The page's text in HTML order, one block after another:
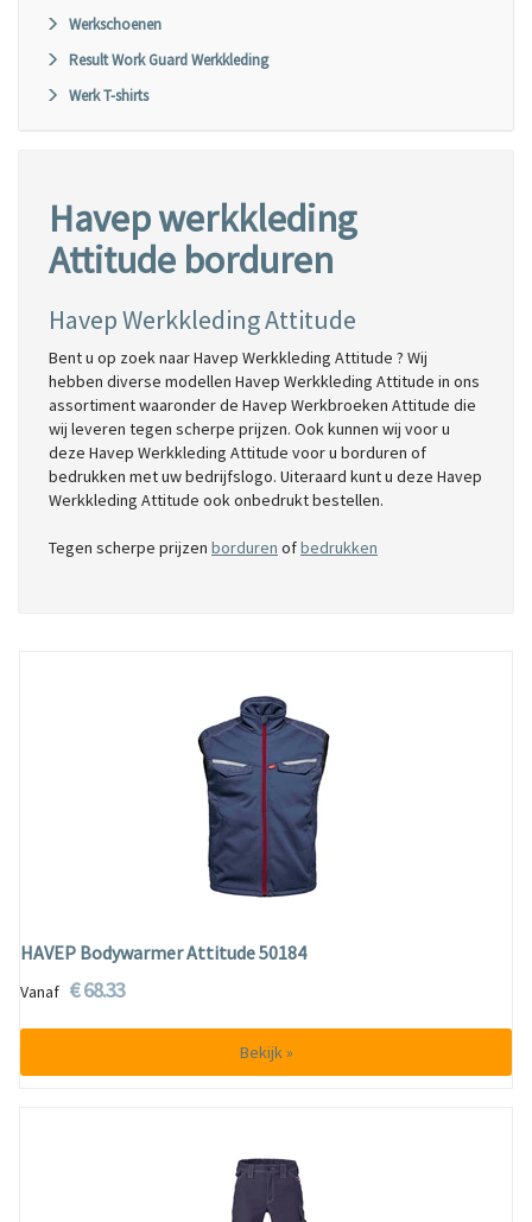
Werkschoenen
Result Work Guard Werkkleding
Werk T-shirts
Havep werkkleding
Attitude borduren
Havep Werkkleding Attitude
Bent u op zoek naar Havep Werkkleding Attitude ? Wij
hebben diverse modellen Havep Werkkleding Attitude in ons
assortiment waaronder de Havep Werkbroeken Attitude die
wij leveren tegen scherpe prijzen. Ook kunnen wij voor u
deze Havep Werkkleding Attitude voor u borduren of
bedrukken met uw bedrijfslogo. Uiteraard kunt u deze Havep
Werkkleding Attitude ook onbedrukt bestellen.
Tegen scherpe prijzen borduren ofbedrukken
HAVEP Bodywarmer Attitude 50184
Vanaf € 68.33
Bekijk »